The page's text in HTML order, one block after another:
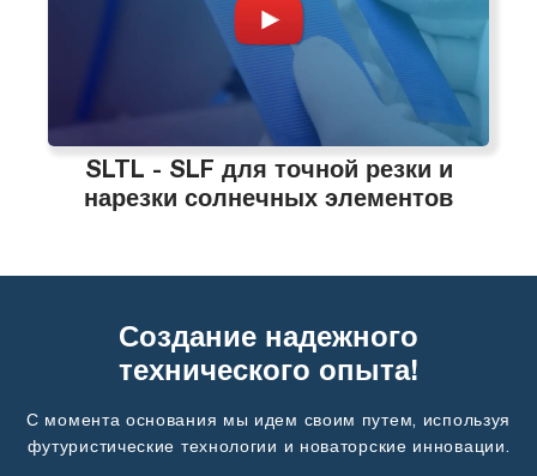
SLTL - SLF для точной резки и
нарезки солнечных элементов
Создание надежного
технического опыта!
С момента основания мы идем своим путем, используя
футуристические технологии и новаторские инновации.